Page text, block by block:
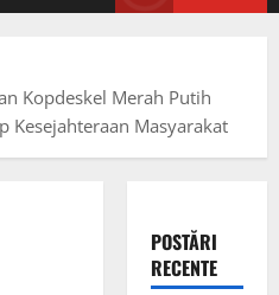
Kopdeskel Merah Putih
Kesejahteraan Masyarakat
POSTĂRI
RECENTE